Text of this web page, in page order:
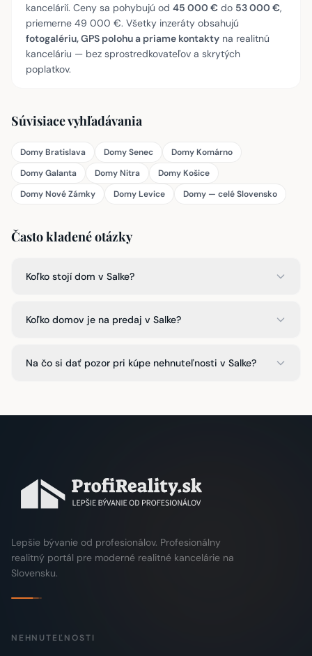
kancelárií. Ceny sa pohybujú od 45 000 € do 53 000 €,
priemerne 49 000 €. Všetky inzeráty obsahujú
fotogalériu, GPS polohu a priame kontakty na realitnú
kanceláriu — bez sprostredkovateľov a skrytých
poplatkov.
Súvisiace vyhľadávania
Domy Bratislava Domy Senec
Domy Komárno
Domy Galanta
Domy Nitra
Domy Košice
Domy Nové Zámky
Domy Levice Domy — celé Slovensko
Často kladené otázky
Koľko stojí dom v Salke?
Koľko domov je na predaj v Salke?
Na čo si dať pozor pri kúpe nehnuteľnosti v Salke?
Lepšie bývanie od profesionálov. Profesionálny
realitný portál pre moderné realitné kancelárie na
Slovensku.
NEHNUTEĽNOSTI